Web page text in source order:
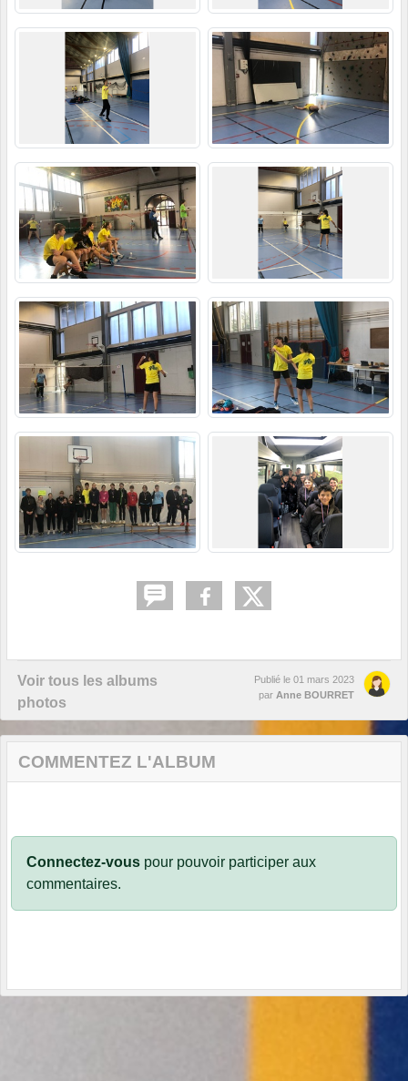
Voir tous les albums
photos
Publié le 01 mars 2023
par Anne BOURRET
COMMENTEZ L'ALBUM
Connectez-vous pour pouvoir participer aux
commentaires.